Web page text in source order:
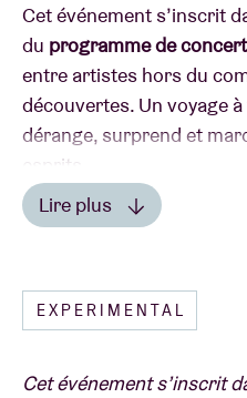
Cet événement s’inscrit
du programme de
entre artistes hors du
découvertes. Un voyage
dérange, surprend et
esprits.
Lire plus
EXPERIMENTAL
Cet événement s’inscrit